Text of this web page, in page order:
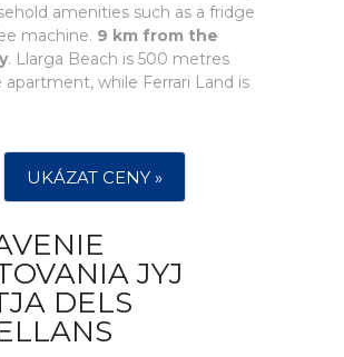
amenities such as a fridge
machine. 9 km from the
. Llarga Beach is 500 metres
while Ferrari Land is
UKÁZAT CENY »
JYJ
DELS